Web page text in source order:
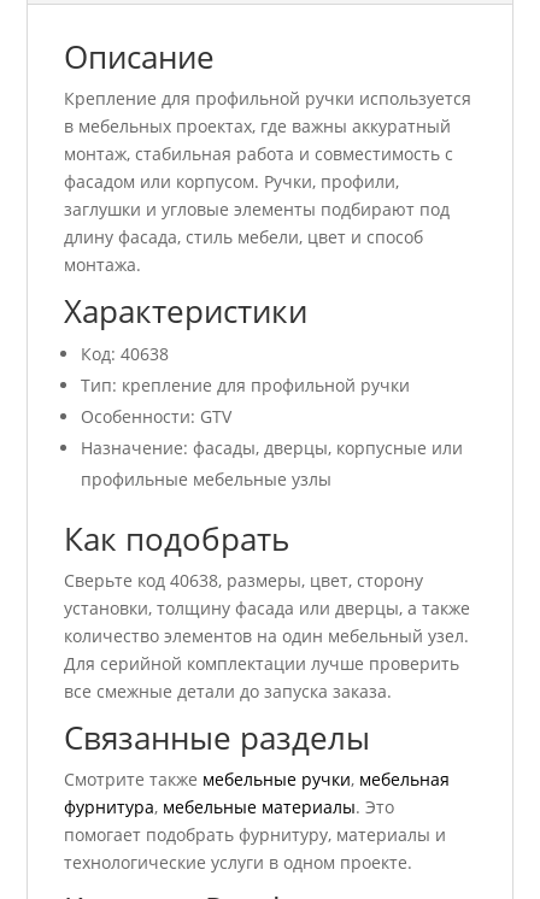
Описание
Крепление для профильной ручки используется
в мебельных проектах, где важны аккуратный
монтаж, стабильная работа и совместимость с
фасадом или корпусом. Ручки, профили,
заглушки и угловые элементы подбирают под
длину фасада, стиль мебели, цвет и способ
монтажа.
Характеристики
Код: 40638
Тип: крепление для профильной ручки
Особенности: GTV
Назначение: фасады, дверцы, корпусные или
профильные мебельные узлы
Как подобрать
Сверьте код 40638, размеры, цвет, сторону
установки, толщину фасада или дверцы, а также
количество элементов на один мебельный узел.
Для серийной комплектации лучше проверить
все смежные детали до запуска заказа.
Связанные разделы
Смотрите также мебельные ручки, мебельная
фурнитура, мебельные материалы. Это
помогает подобрать фурнитуру, материалы и
технологические услуги в одном проекте.